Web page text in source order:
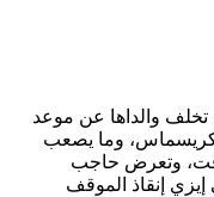
تخلف والداها عن موعد
وما يصعب
وتعرض حاجب
إنقاذ الموقف